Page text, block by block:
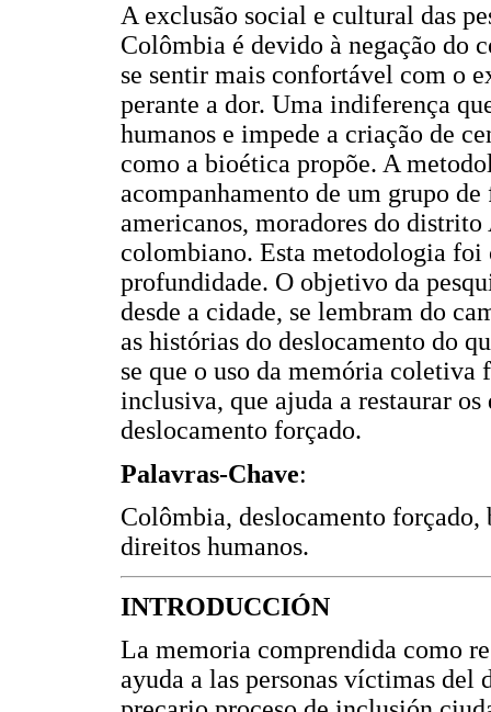
A exclusão social e cultural das
Colômbia é devido à negação do
se sentir mais confortável com o
perante a dor. Uma indiferença
humanos e impede a criação de
como a bioética propõe. A
acompanhamento de um grupo
americanos, moradores do
colombiano. Esta metodologia foi
profundidade. O objetivo da
desde a cidade, se lembram do
as histórias do deslocamento do
se que o uso da memória
inclusiva, que ajuda a restaurar
deslocamento forçado.
Palavras-Chave:
Colômbia, deslocamento
direitos humanos.
INTRODUCCIÓN
La memoria comprendida como
ayuda a las personas víctimas del